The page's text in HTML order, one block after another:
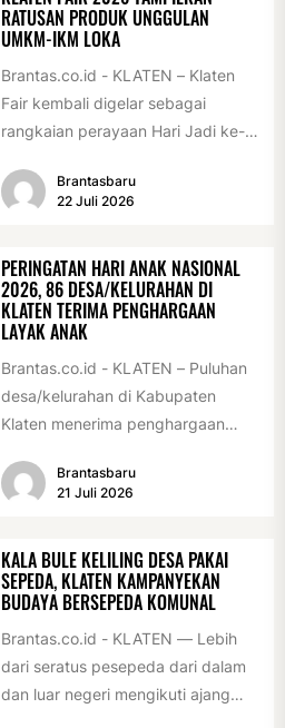
RATUSAN PRODUK UNGGULAN
UMKM-IKM LOKA
Brantas.co.id - KLATEN – Klaten
Fair kembali digelar sebagai
rangkaian perayaan Hari Jadi ke-
Acara ini digelar...
Brantasbaru
22 Juli 2026
PERINGATAN HARI ANAK NASIONAL
2026, 86 DESA/KELURAHAN DI
KLATEN TERIMA PENGHARGAAN
LAYAK ANAK
Brantas.co.id - KLATEN – Puluhan
desa/kelurahan di Kabupaten
Klaten menerima penghargaan
2026. Penghargaan tersebut
Brantasbaru
21 Juli 2026
KALA BULE KELILING DESA PAKAI
SEPEDA, KLATEN KAMPANYEKAN
BUDAYA BERSEPEDA KOMUNAL
Brantas.co.id - KLATEN — Lebih
dari seratus pesepeda dari dalam
dan luar negeri mengikuti ajang